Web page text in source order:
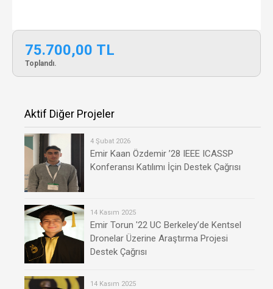
75.700,00 TL
Toplandı.
Aktif Diğer Projeler
4 Şubat 2026
Emir Kaan Özdemir ’28 IEEE ICASSP
Konferansı Katılımı İçin Destek Çağrısı
14 Kasım 2025
Emir Torun '22 UC Berkeley’de Kentsel
Dronelar Üzerine Araştırma Projesi
Destek Çağrısı
14 Kasım 2025